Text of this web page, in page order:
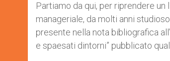
Partiamo da qui, per riprendere
manageriale, da molti anni
presente nella nota bibliografica
e spaesati dintorni” pubblicato